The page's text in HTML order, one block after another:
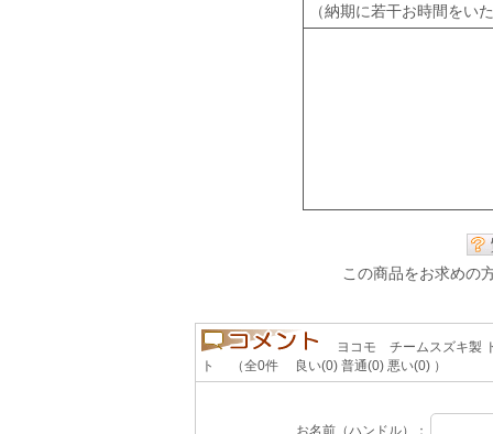
（納期に若干お時間をい
この商品をお求めの